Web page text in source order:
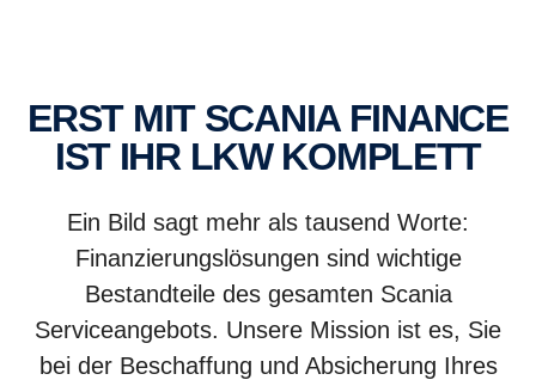
ERST MIT SCANIA FINANCE
IST IHR LKW KOMPLETT
Ein Bild sagt mehr als tausend Worte:
Finanzierungslösungen sind wichtige
Bestandteile des gesamten Scania
Serviceangebots. Unsere Mission ist es, Sie
bei der Beschaffung und Absicherung Ihres